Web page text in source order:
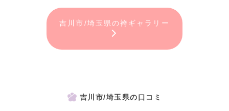
吉川市/埼玉県の袴ギャラリー
吉川市/埼玉県の口コミ